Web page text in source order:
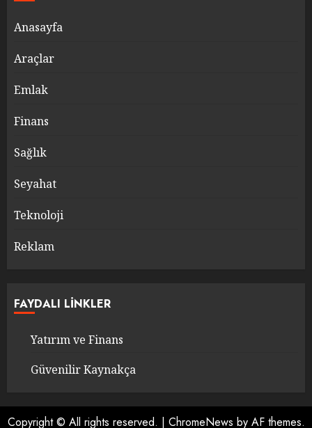
Anasayfa
Araçlar
Emlak
Finans
Sağlık
Seyahat
Teknoloji
Reklam
FAYDALI LINKLER
Yatırım ve Finans
Güvenilir Kaynakça
Copyright © All rights reserved. | ChromeNews by AF themes.